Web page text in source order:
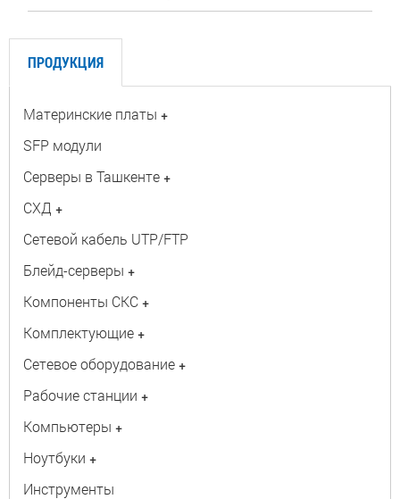
КОНТАКТЫ
ПРОДУКЦИЯ
Материнские платы +
SFP модули
Серверы в Ташкенте +
СХД +
Сетевой кабель UTP/FTP
Блейд-серверы +
Компоненты СКС +
Комплектующие +
Сетевое оборудование +
Рабочие станции +
Компьютеры +
Ноутбуки +
Инструменты